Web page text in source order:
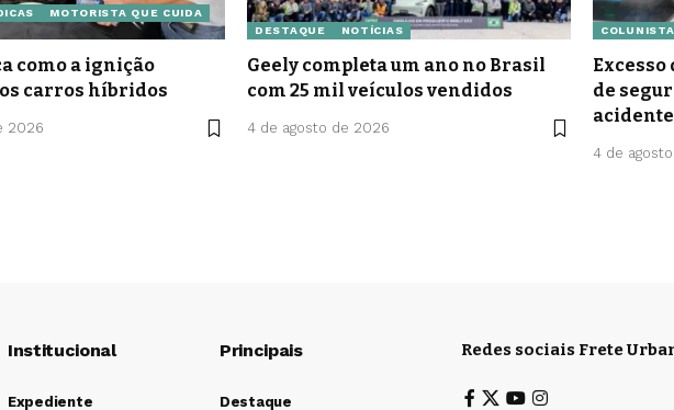
MOTORISTA QUE CUIDA
como a ignição
carros híbridos
2026
DESTAQUE NOTÍCIAS
Geely completa um ano no Brasil
com 25 mil veículos vendidos
4 de agosto de 2026
de
4 de
Institucional
Expediente
Principais
Destaque
Redes sociais Frete